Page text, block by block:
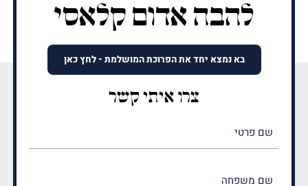
להבה אדום קלאסי
בא נמצא יחד את הפרוכת המושלמת - לחץ כאן
צרו איתי קשר
(חובה)